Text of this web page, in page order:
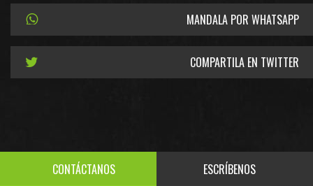
MANDALA POR WHATSAPP
COMPARTILA EN TWITTER
CONTÁCTANOS ESCRÍBENOS